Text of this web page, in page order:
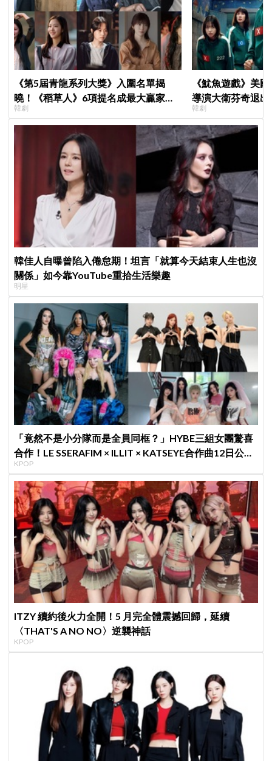
《第5屆青龍系列大獎》入圍名單揭
曉！《稻草人》6項提名成最大贏家，
金宣虎、玄彬爭視帝，高胤禎、金高銀
角逐視后！
韓劇
《魷魚遊戲》美
導演大衛芬奇退
聞也破局
韓劇
韓佳人自曝曾陷入倦怠期！坦言「就算今天結束人生也沒
關係」如今靠YouTube重拾生活樂趣
明星
「竟然不是小分隊而是全員同框？」HYBE三組女團驚喜
合作！LE SSERAFIM × ILLIT × KATSEYE合作曲12日公開
＋打歌確定！
KPOP
ITZY 續約後火力全開！5 月完全體震撼回歸，延續
〈THAT'S A NO NO〉逆襲神話
KPOP